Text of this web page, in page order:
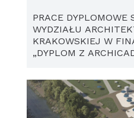
PRACE DYPLOMOWE
WYDZIAŁU
KRAKOWSKIEJ W
„DYPLOM Z